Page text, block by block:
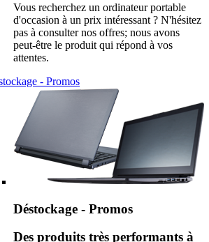
Vous recherchez un ordinateur portable
d'occasion à un prix intéressant ? N'hésitez
pas à consulter nos offres; nous avons
peut-être le produit qui répond à vos
attentes.
- Promos
Déstockage - Promos
Des produits très performants à